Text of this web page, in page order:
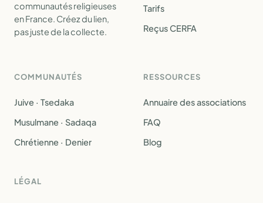
communautés religieuses
en France. Créez du lien,
pas juste de la collecte.
Tarifs
Reçus CERFA
COMMUNAUTÉS
Juive · Tsedaka
Musulmane · Sadaqa
Chrétienne · Denier
RESSOURCES
Annuaire des associations
FAQ
Blog
LÉGAL